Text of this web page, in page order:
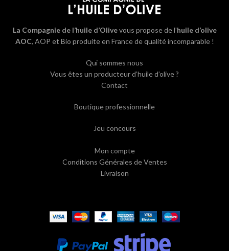
La Compagnie de l’huile d’Olivevous propose de l’huile d’olive
AOC, AOP et Bio produite en France de qualité incomparable !
Qui sommes nous
Vous êtes un producteur d’huile d’olive ?
Contact
Boutique professionnelle
Jeu concours
Mon compte
Conditions Générales de Ventes
Livraison